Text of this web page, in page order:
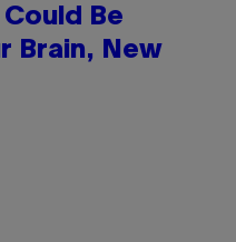
Be
Brain, New